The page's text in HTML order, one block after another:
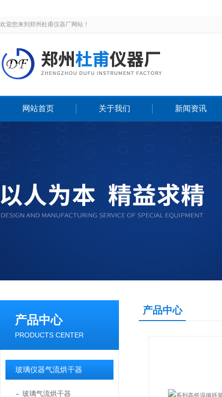
欢迎您来到郑州杜甫仪器厂网站！
网站首页 关于我们 新闻资讯
产品中心
PRODUCTS CENTER
玻璃仪器气流烘干器
玻璃气流烘干器
产品中心